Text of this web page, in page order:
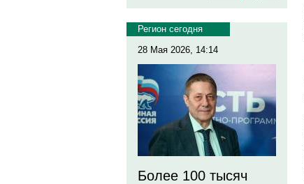
Регион сегодня
28 Мая 2026, 14:14
Более 100 тысяч